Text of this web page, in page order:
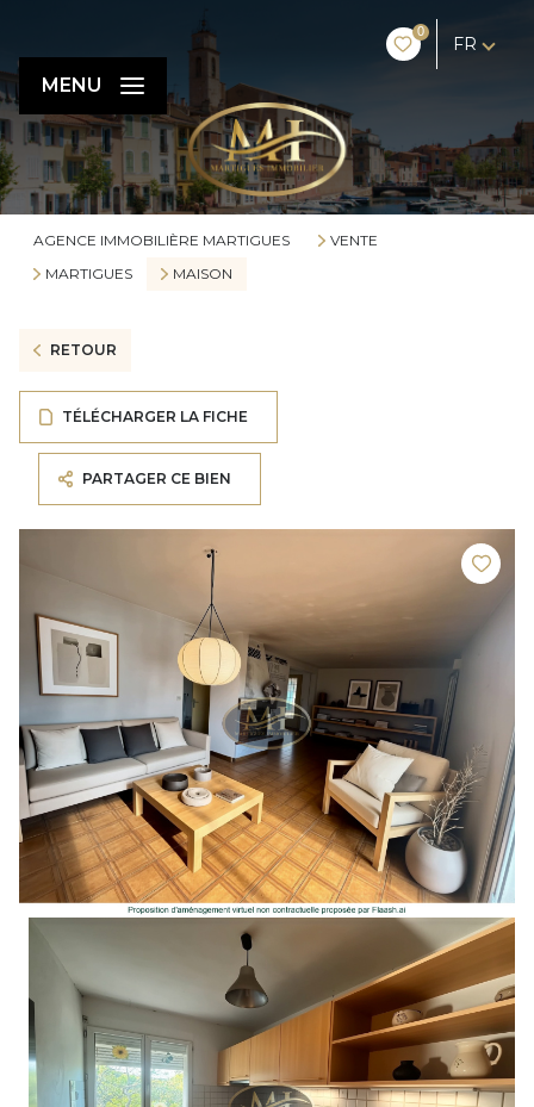
0
FR
MENU
AGENCE IMMOBILIÈRE MARTIGUES
VENTE
MARTIGUES
MAISON
RETOUR
TÉLÉCHARGER LA FICHE
PARTAGER CE BIEN